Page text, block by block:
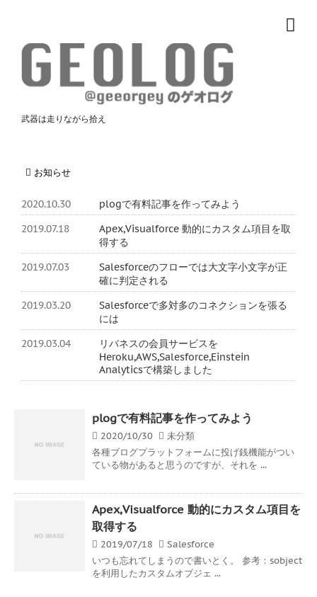
武器は走りながら拾え
お知らせ
2020.10.30
plogで有料記事を作ってみよう
2019.07.18
Apex,Visualforce 動的にカスタム項目を取
得する
2019.07.03
Salesforceのフローでは大文字小文字が正
確に判定される
2019.03.20
Salesforceで多対多のコネクションを張る
には
2019.03.04
リバネスの会員サービスを
Heroku,AWS,Salesforce,Einstein
Analyticsで構築しました
plogで有料記事を作ってみよう
2020/10/30
未分類
各種ブログプラットフォームに投げ銭機能がつい
ている物があると思うのですが、それを ...
Apex,Visualforce 動的にカスタム項目を
取得する
2019/07/18
Salesforce
いつも忘れてしまうので書いとく。 参考：sobject
を利用したカスタムオブジェ ...